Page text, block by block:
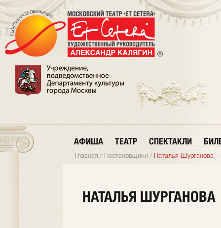
АФИША ТЕАТР СПЕКТАКЛИ
Главная / Постановщики / Наталья Шурганова
НАТАЛЬЯ ШУРГАНОВА